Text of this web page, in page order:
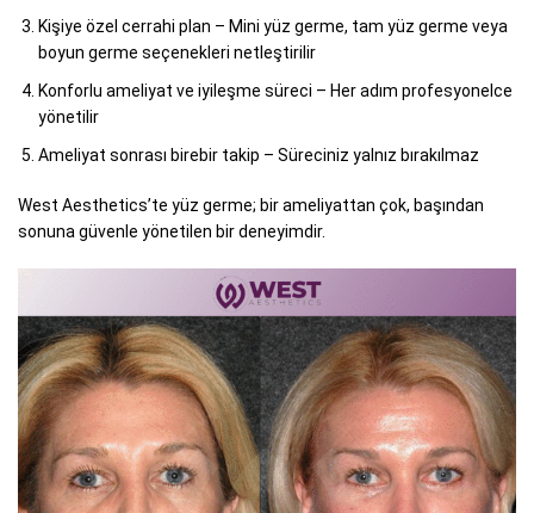
Kişiye özel cerrahi plan – Mini yüz germe, tam yüz germe veya
boyun germe seçenekleri netleştirilir
Konforlu ameliyat ve iyileşme süreci – Her adım profesyonelce
yönetilir
Ameliyat sonrası birebir takip – Süreciniz yalnız bırakılmaz
West Aesthetics’te yüz germe; bir ameliyattan çok, başından
sonuna güvenle yönetilen bir deneyimdir.